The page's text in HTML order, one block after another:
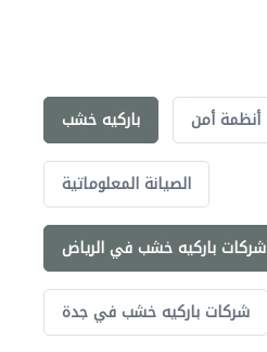
باركيه خشب أنظمة أمن
الصيانة المعلوماتية
شركات باركيه خشب في الرياض
شركات باركيه خشب في جدة